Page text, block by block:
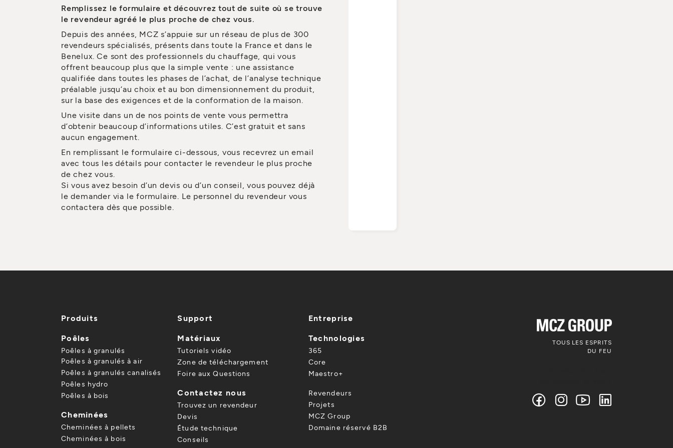
Remplissez le formulaire et découvrez tout de suite où se trouve
le revendeur agréé le plus proche de chez vous.
Depuis des années, MCZ s’appuie sur un réseau de plus de 300
revendeurs spécialisés, présents dans toute la France et dans le
Benelux. Ce sont des professionnels du chauffage, qui vous
offrent beaucoup plus que la simple vente : une assistance
qualifiée dans toutes les phases de l’achat, de l’analyse technique
préalable jusqu’au choix et au bon dimensionnement du produit,
sur la base des exigences et de la conformation de la maison.
Une visite dans un de nos points de vente vous permettra
d’obtenir beaucoup d’informations utiles. C’est gratuit et sans
aucun engagement.
En remplissant le formulaire ci-dessous, vous recevrez un email
avec tous les détails pour contacter le revendeur le plus proche
de chez vous.
Si vous avez besoin d’un devis ou d’un conseil, vous pouvez déjà
le demander via le formulaire. Le personnel du revendeur vous
contactera dès que possible.
Produits
Poêles
Poêles à granulés
Poêles à granulés à air
Poêles à granulés canalisés
Poêles hydro
Poêles à bois
Cheminées
Cheminées à pellets
Cheminées à bois
Support
Matériaux
Tutoriels vidéo
Zone de téléchargement
Foire aux Questions
Contactez nous
Trouvez un revendeur
Devis
Étude technique
Conseils
Entreprise
Technologies
365
Core
Maestro+
Revendeurs
Projets
MCZ Group
Domaine réservé B2B
TOUS LES ESPRITS
DU FEU